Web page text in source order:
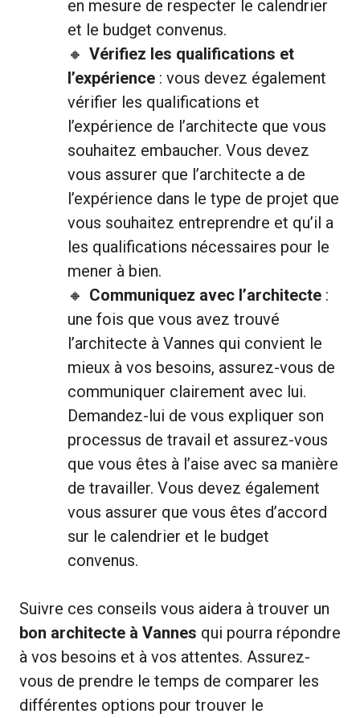
en mesure de respecter le calendrier
et le budget convenus.
Vérifiez les qualifications et
l’expérience : vous devez également
vérifier les qualifications et
l’expérience de l’architecte que vous
souhaitez embaucher. Vous devez
vous assurer que l’architecte a de
l’expérience dans le type de projet que
vous souhaitez entreprendre et qu’il a
les qualifications nécessaires pour le
mener à bien.
Communiquez avec l’architecte :
une fois que vous avez trouvé
l’architecte à Vannes qui convient le
mieux à vos besoins, assurez-vous de
communiquer clairement avec lui.
Demandez-lui de vous expliquer son
processus de travail et assurez-vous
que vous êtes à l’aise avec sa manière
de travailler. Vous devez également
vous assurer que vous êtes d’accord
sur le calendrier et le budget
convenus.
Suivre ces conseils vous aidera à trouver un
bon architecte à Vannes qui pourra répondre
à vos besoins et à vos attentes. Assurez-
vous de prendre le temps de comparer les
différentes options pour trouver le